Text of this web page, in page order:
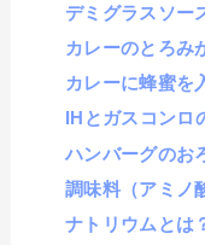
デミグラスソー
カレーのとろみ
カレーに蜂蜜を
IHとガスコン
ハンバーグのお
調味料（アミノ
ナトリウムとは